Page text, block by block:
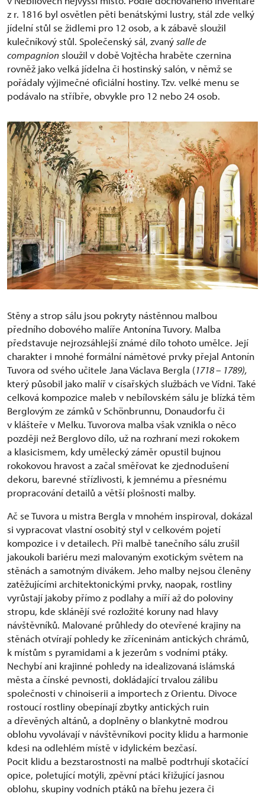
z r. 1816 byl osvětlen pěti benátskými lustry, stál zde velký
jídelní stůl se židlemi pro 12 osob, a k zábavě sloužil
kulečníkový stůl. Společenský sál, zvanýsalle de
compagnion sloužil v době Vojtěcha hraběte czernina
rovněž jako velká jídelna či hostinský salón, v němž se
pořádaly výjimečné oficiální hostiny. Tzv. velké menu se
podávalo na stříbře, obvykle pro 12 nebo 24 osob.
Stěny a strop sálu jsou pokryty nástěnnou malbou
předního dobového malíře Antonína Tuvory. Malba
představuje nejrozsáhlejší známé dílo tohoto umělce. Její
charakter i mnohé formální námětové prvky přejal Antonín
Tuvora od svého učitele Jana Václava Bergla (1718 – 1789),
který působil jako malíř v císařských službách ve Vídni. Také
celková kompozice maleb v nebílovském sálu je blízká těm
Berglovým ze zámků v Schönbrunnu, Donaudorfu či
v klášteře v Melku. Tuvorova malba však vznikla o něco
později než Berglovo dílo, už na rozhraní mezi rokokem
a klasicismem, kdy umělecký záměr opustil bujnou
rokokovou hravost a začal směřovat ke zjednodušení
dekoru, barevné střízlivosti, k jemnému a přesnému
propracování detailů a větší plošnosti malby.
Ač se Tuvora u mistra Bergla v mnohém inspiroval, dokázal
si vypracovat vlastní osobitý styl v celkovém pojetí
kompozice i v detailech. Při malbě tanečního sálu zrušil
jakoukoli bariéru mezi malovaným exotickým světem na
stěnách a samotným divákem. Jeho malby nejsou členěny
zatěžujícími architektonickými prvky, naopak, rostliny
vyrůstají jakoby přímo z podlahy a míří až do poloviny
stropu, kde sklánějí své rozložité koruny nad hlavy
návštěvníků. Malované průhledy do otevřené krajiny na
stěnách otvírají pohledy ke zříceninám antických chrámů,
k místům s pyramidami a k jezerům s vodními ptáky.
Nechybí ani krajinné pohledy na idealizovaná islámská
města a čínské pevnosti, dokládající trvalou zálibu
společnosti v chinoiserii a importech z Orientu. Divoce
rostoucí rostliny obepínají zbytky antických ruin
a dřevěných altánů, a doplněny o blankytně modrou
oblohu vyvolávají v návštěvníkovi pocity klidu a harmonie
kdesi na odlehlém místě v idylickém bezčasí.
Pocit klidu a bezstarostnosti na malbě podtrhují skotačící
opice, poletující motýli, zpěvní ptáci křižující jasnou
oblohu, skupiny vodních ptáků na břehu jezera či